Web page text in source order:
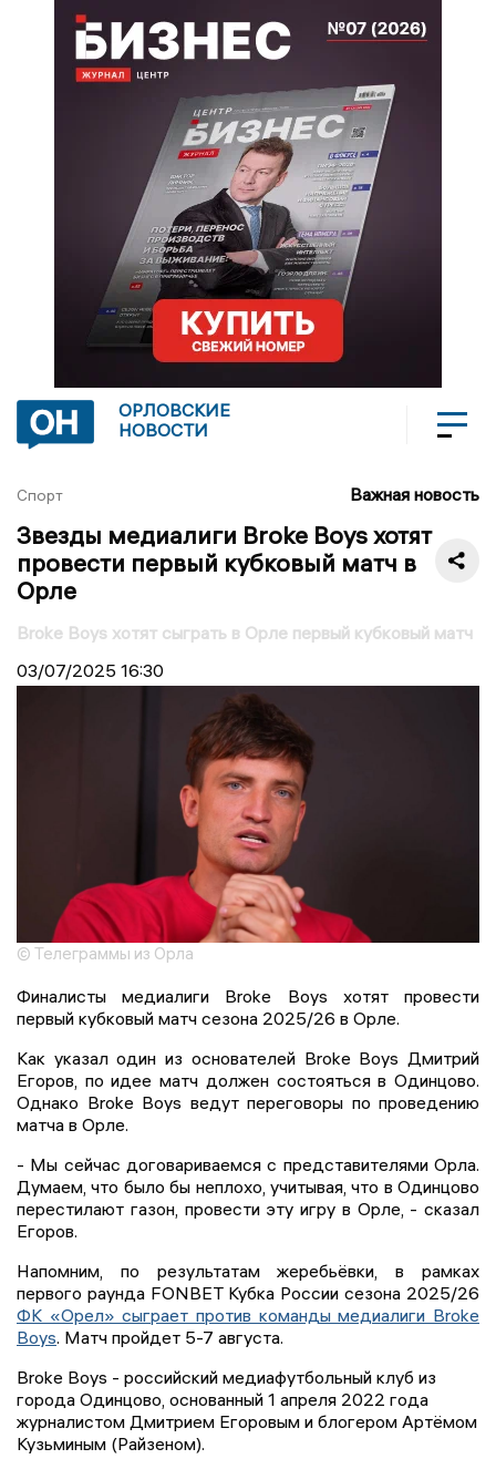
ОРЛОВСКИЕ
НОВОСТИ
Спорт Важная новость
Звезды медиалиги Broke Boys хотят
провести первый кубковый матч в
Орле
Broke Boys хотят сыграть в Орле первый кубковый матч
03/07/2025 16:30
© Телеграммы из Орла
Финалисты медиалиги Broke Boys хотят провести
первый кубковый матч сезона 2025/26 в Орле.
Как указал один из основателей Broke Boys Дмитрий
Егоров, по идее матч должен состояться в Одинцово.
Однако Broke Boys ведут переговоры по проведению
матча в Орле.
- Мы сейчас договариваемся с представителями Орла.
Думаем, что было бы неплохо, учитывая, что в Одинцово
перестилают газон, провести эту игру в Орле, - сказал
Егоров.
Напомним, по результатам жеребьёвки, в рамках
первого раунда FONBET Кубка России сезона 2025/26
ФК «Орел» сыграет против команды медиалиги Broke
Boys. Матч пройдет 5-7 августа.
Broke Boys - российский медиафутбольный клуб из
города Одинцово, основанный 1 апреля 2022 года
журналистом Дмитрием Егоровым и блогером Артёмом
Кузьминым (Райзеном).